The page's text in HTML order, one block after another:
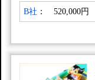
B社 ： 520,000円